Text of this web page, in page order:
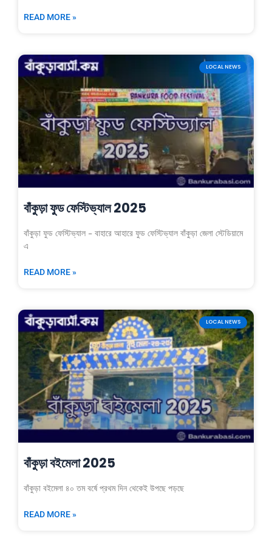
READ MORE »
LOCAL NEWS
বাঁকুড়া ফুড ফেস্টিভ্যাল 2025
বাঁকুড়া ফুড ফেস্টিভ্যাল – বাহারে আহারে ফুড ফেস্টিভ্যাল বাঁকুড়া জেলা স্টেডিয়ামে
এ
READ MORE »
LOCAL NEWS
বাঁকুড়া বইমেলা 2025
বাঁকুড়া বইমেলা ৪০ তম বর্ষে প্রথম দিন থেকেই উপছে পড়ছে
READ MORE »